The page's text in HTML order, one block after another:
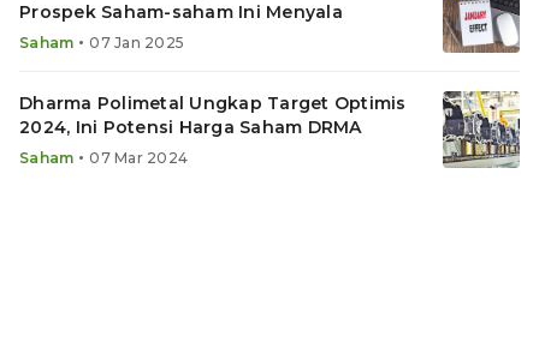
Prospek Saham-saham Ini Menyala
Saham • 07 Jan 2025
Dharma Polimetal Ungkap Target Optimis
2024, Ini Potensi Harga Saham DRMA
Saham • 07 Mar 2024